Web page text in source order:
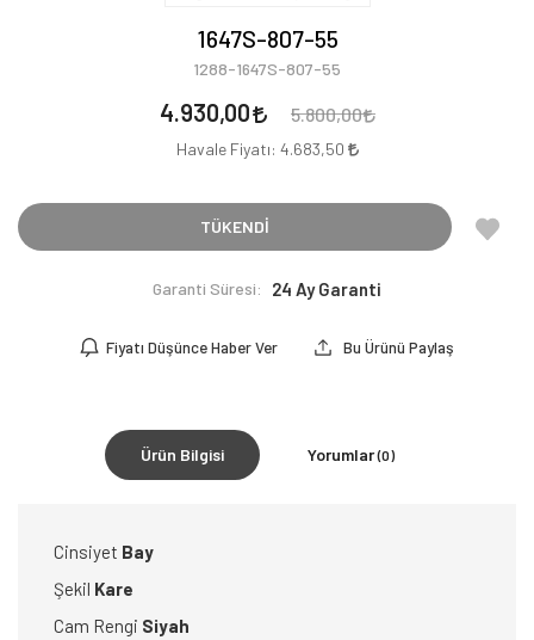
1647S-807-55
1288-1647S-807-55
4.930,00 5.800,00
Havale Fiyatı: 4.683,50
TÜKENDİ
Garanti Süresi: 24 Ay Garanti
Fiyatı Düşünce Haber Ver Bu Ürünü Paylaş
Ürün Bilgisi Yorumlar(0)
Cinsiyet Bay
Şekil Kare
Cam Rengi Siyah